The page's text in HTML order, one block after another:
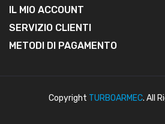
IL MIO ACCOUNT
SERVIZIO CLIENTI
METODI DI PAGAMENTO
Copyright TURBOARMEC. All